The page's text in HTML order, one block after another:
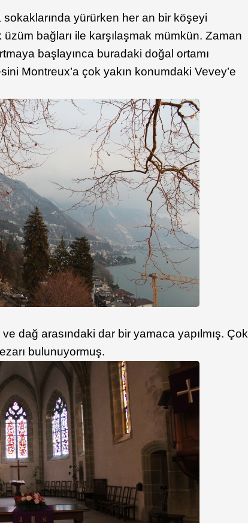
sokaklarında yürürken her an bir köşeyi
bağları ile karşılaşmak mümkün. Zaman
başlayınca buradaki doğal ortamı
Montreux’a çok yakın konumdaki Vevey’e
dağ arasındaki dar bir yamaca yapılmış. Çok
bulunuyormuş.